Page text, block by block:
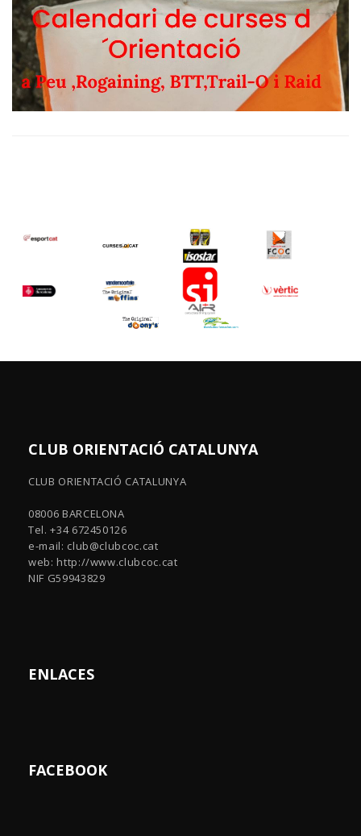
CLUB ORIENTACIÓ CATALUNYA
CLUB ORIENTACIÓ CATALUNYA
08006 BARCELONA
Tel. +34 672450126
e-mail: club@clubcoc.cat
web: http://www.clubcoc.cat
NIF G59943829
ENLACES
FACEBOOK